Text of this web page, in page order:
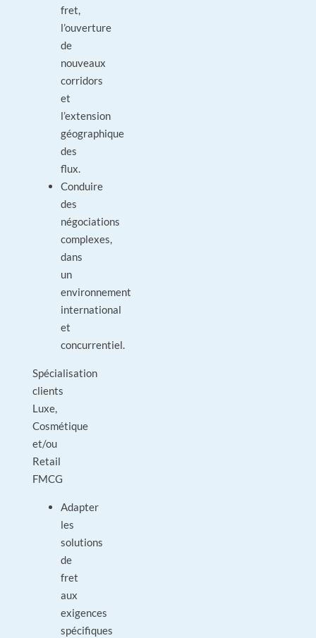
fret,
l’ouverture
de
nouveaux
corridors
et
l’extension
géographique
des
flux.
Conduire
des
négociations
complexes,
dans
un
environnement
international
et
concurrentiel.
Spécialisation
clients
Luxe,
Cosmétique
et/ou
Retail
FMCG
Adapter
les
solutions
de
fret
aux
exigences
spécifiques